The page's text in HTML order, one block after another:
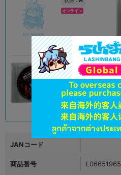
オンライン
品切状態 2,790円 税込
状態 :B
大阪梅田店
在庫あり 2,190円 税込
JANコード
商品番号 L06651965